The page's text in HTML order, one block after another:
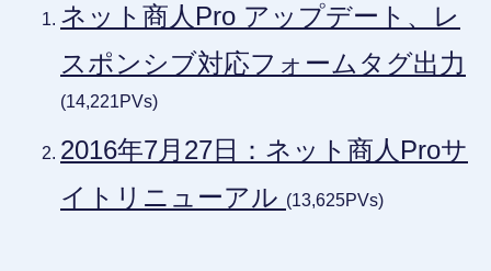
ネット商人Pro アップデート、レ
スポンシブ対応フォームタグ出力
(14,221PVs)
2016年7月27日：ネット商人Proサ
イトリニューアル (13,625PVs)